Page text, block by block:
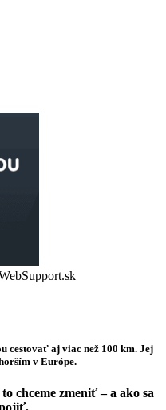
cestovať aj viac než 100 km. Jej
v Európe.
chceme zmeniť – a ako sa